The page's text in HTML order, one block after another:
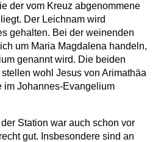
der vom Kreuz abgenommene
Der Leichnam wird
gehalten. Bei der weinenden
um Maria Magdalena handeln,
genannt wird. Die beiden
wohl Jesus von Arimathäa
im Johannes-Evangelium
Station war auch schon vor
gut. Insbesondere sind an